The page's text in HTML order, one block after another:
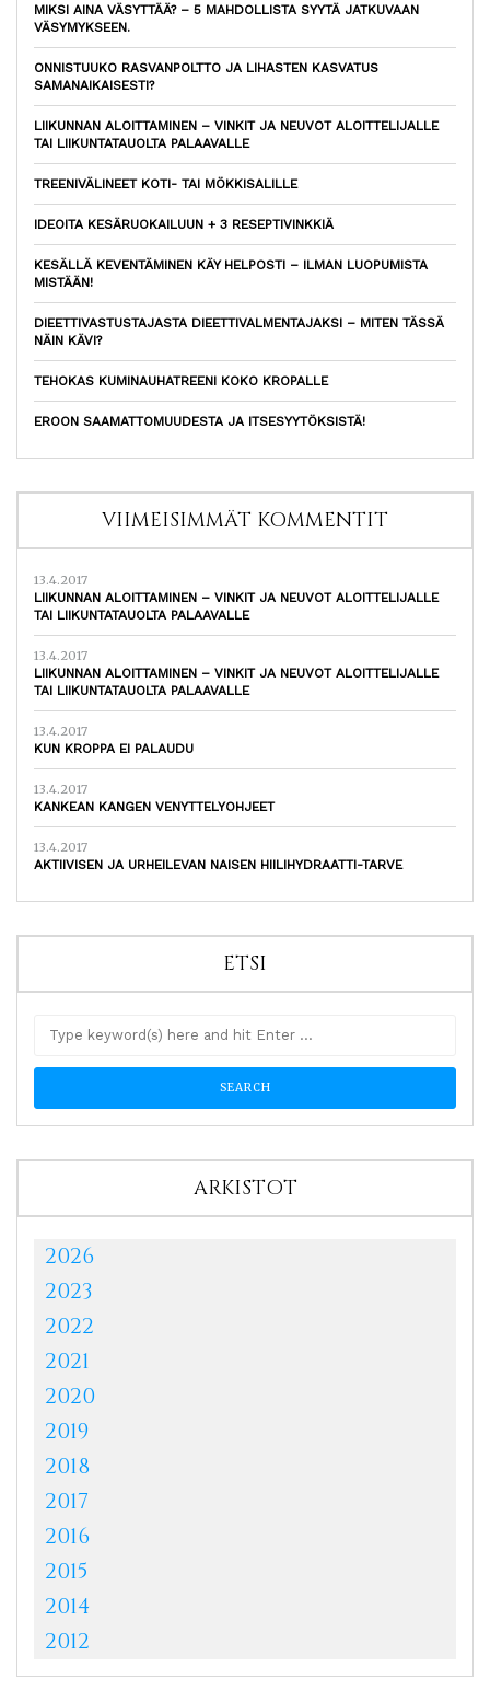
MIKSI AINA VÄSYTTÄÄ? – 5 MAHDOLLISTA SYYTÄ JATKUVAAN
VÄSYMYKSEEN.
ONNISTUUKO RASVANPOLTTO JA LIHASTEN KASVATUS
SAMANAIKAISESTI?
LIIKUNNAN ALOITTAMINEN – VINKIT JA NEUVOT ALOITTELIJALLE
TAI LIIKUNTATAUOLTA PALAAVALLE
TREENIVÄLINEET KOTI- TAI MÖKKISALILLE
IDEOITA KESÄRUOKAILUUN + 3 RESEPTIVINKKIÄ
KESÄLLÄ KEVENTÄMINEN KÄY HELPOSTI – ILMAN LUOPUMISTA
MISTÄÄN!
DIEETTIVASTUSTAJASTA DIEETTIVALMENTAJAKSI – MITEN TÄSSÄ
NÄIN KÄVI?
TEHOKAS KUMINAUHATREENI KOKO KROPALLE
EROON SAAMATTOMUUDESTA JA ITSESYYTÖKSISTÄ!
VIIMEISIMMÄT KOMMENTIT
13.4.2017
LIIKUNNAN ALOITTAMINEN – VINKIT JA NEUVOT ALOITTELIJALLE
TAI LIIKUNTATAUOLTA PALAAVALLE
13.4.2017
LIIKUNNAN ALOITTAMINEN – VINKIT JA NEUVOT ALOITTELIJALLE
TAI LIIKUNTATAUOLTA PALAAVALLE
13.4.2017
KUN KROPPA EI PALAUDU
13.4.2017
KANKEAN KANGEN VENYTTELYOHJEET
13.4.2017
AKTIIVISEN JA URHEILEVAN NAISEN HIILIHYDRAATTI-TARVE
ETSI
ARKISTOT
2026
2023
2022
2021
2020
2019
2018
2017
2016
2015
2014
2012